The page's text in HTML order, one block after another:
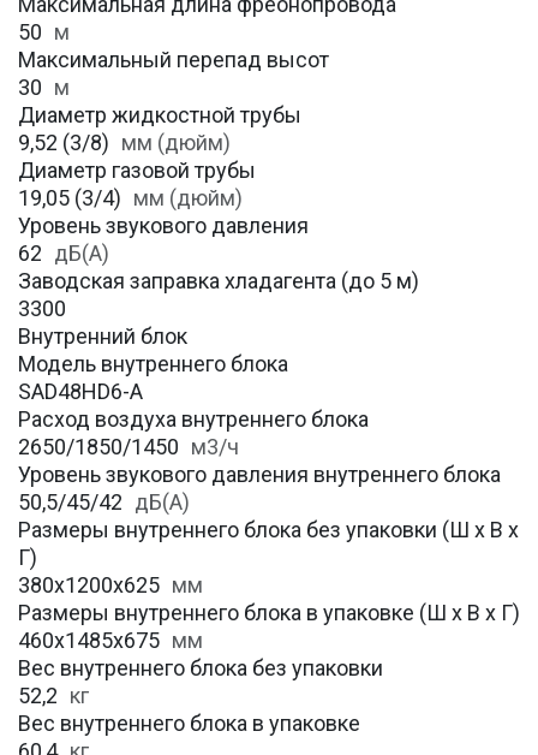
50 м
Максимальный перепад высот
30 м
Диаметр жидкостной трубы
9,52 (3/8) мм (дюйм)
Диаметр газовой трубы
19,05 (3/4) мм (дюйм)
Уровень звукового давления
62 дБ(А)
Заводская заправка хладагента (до 5 м)
3300
Внутренний блок
Модель внутреннего блока
SAD48HD6-A
Расход воздуха внутреннего блока
2650/1850/1450 м3/ч
Уровень звукового давления внутреннего блока
50,5/45/42 дБ(А)
Размеры внутреннего блока без упаковки (Ш х В х
Г)
380х1200x625 мм
Размеры внутреннего блока в упаковке (Ш х В х Г)
460х1485x675 мм
Вес внутреннего блока без упаковки
52,2 кг
Вес внутреннего блока в упаковке